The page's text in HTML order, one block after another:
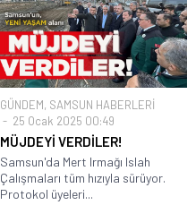
GÜNDEM, SAMSUN HABERLERİ
25 Ocak 2025 00:49
MÜJDEYİ VERDİLER!
Samsun'da Mert Irmağı Islah
Çalışmaları tüm hızıyla sürüyor.
Protokol üyeleri...